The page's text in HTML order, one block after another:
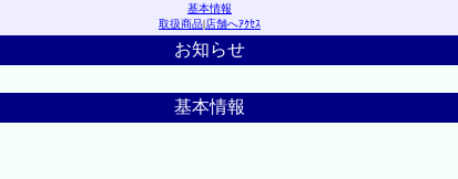
基本情報
取扱商品|店舗へｱｸｾｽ
お知らせ
基本情報